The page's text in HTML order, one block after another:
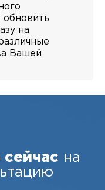
обновить
на
Вашей
на